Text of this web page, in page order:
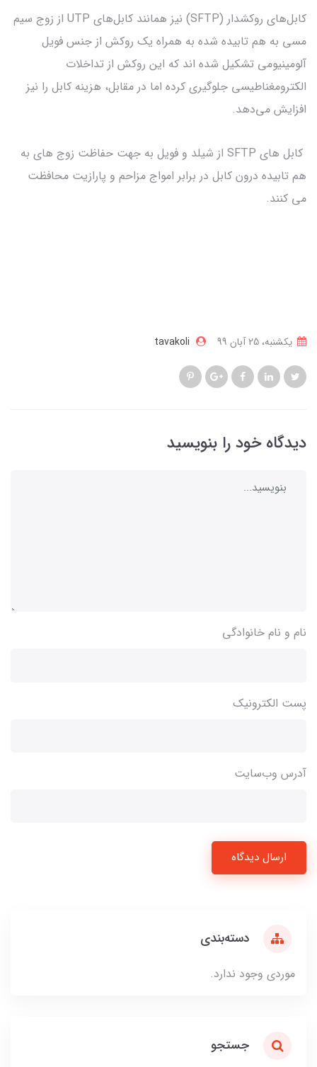
کابل‌های روکشدار (SFTP) نیز همانند کابل‌های UTP از زوج سیم
مسی به هم تابیده شده به همراه یک روکش از جنس فویل
آلومینیومی تشکیل شده اند که این روکش از تداخلات
الکترومغناطیسی جلوگیری کرده اما در مقابل، هزینه کابل را نیز
افزایش می‌دهد.
کابل های SFTP از شیلد و فویل به جهت حفاظت زوج های به
هم تابیده درون کابل در برابر امواج مزاحم و پارازیت محافظت
می کنند.
یکشنبه، 25 آبان 99 tavakoli
دیدگاه خود را بنویسید
نام و نام خانوادگی
پست الکترونیک
آدرس وب‌سایت
ارسال دیدگاه
دسته‌بندی
موردی وجود ندارد.
جستجو